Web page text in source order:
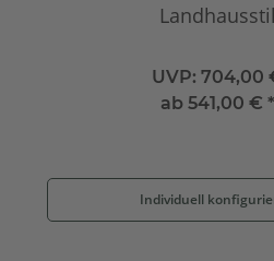
Landhausstil
UVP: 704,00
ab 541,00 € *
Individuell